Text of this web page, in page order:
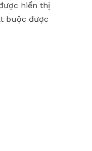
hiển thị
buộc được